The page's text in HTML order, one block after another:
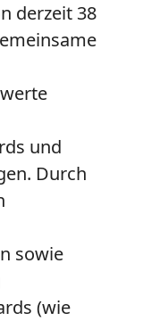
derzeit 38
und
Durch
sowie
(wie